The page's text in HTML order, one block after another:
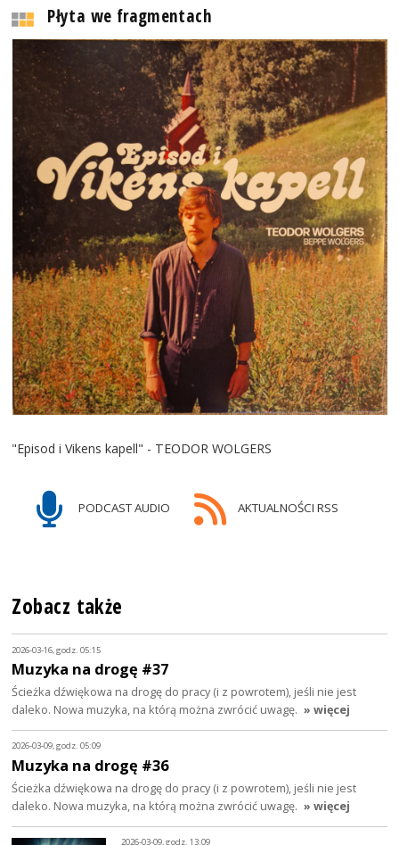
Płyta we fragmentach
"Episod i Vikens kapell" - TEODOR WOLGERS
PODCAST AUDIO AKTUALNOŚCI RSS
Zobacz także
2026-03-16, godz. 05:15
Muzyka na drogę #37
Ścieżka dźwiękowa na drogę do pracy (i z powrotem), jeśli nie jest
daleko. Nowa muzyka, na którą można zwrócić uwagę. » więcej
2026-03-09, godz. 05:09
Muzyka na drogę #36
Ścieżka dźwiękowa na drogę do pracy (i z powrotem), jeśli nie jest
daleko. Nowa muzyka, na którą można zwrócić uwagę. » więcej
2026-03-09, godz. 13:09